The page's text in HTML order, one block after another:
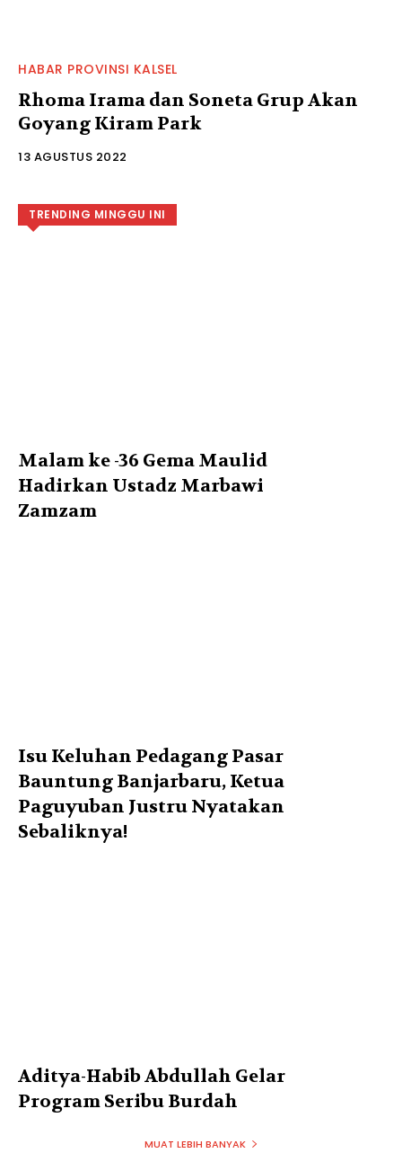
HABAR PROVINSI KALSEL
Rhoma Irama dan Soneta Grup Akan
Goyang Kiram Park
13 AGUSTUS 2022
TRENDING MINGGU INI
Malam ke -36 Gema Maulid
Hadirkan Ustadz Marbawi
Zamzam
Isu Keluhan Pedagang Pasar
Bauntung Banjarbaru, Ketua
Paguyuban Justru Nyatakan
Sebaliknya!
Aditya-Habib Abdullah Gelar
Program Seribu Burdah
MUAT LEBIH BANYAK